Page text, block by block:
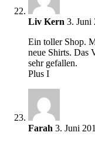
Liv Kern 3. Juni
Ein toller Shop.
neue Shirts. Das
sehr gefallen.
Plus I
Farah 3. Juni